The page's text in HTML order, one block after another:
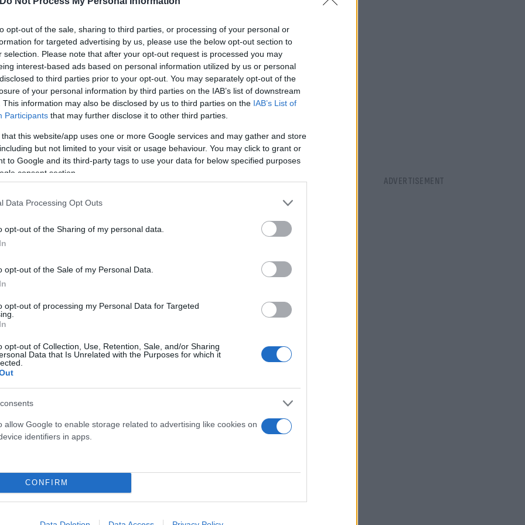
opt-out of the sale, sharing to third parties, or processing of your personal or
for targeted advertising by us, please use the below opt-out section to
selection. Please note that after your opt-out request is processed you may
interest-based ads based on personal information utilized by us or personal
to third parties prior to your opt-out. You may separately opt-out of the
of your personal information by third parties on the IAB’s list of downstream
This information may also be disclosed by us to third parties on the IAB’s List of
Participants that may further disclose it to other third parties.
that this website/app uses one or more Google services and may gather and store
but not limited to your visit or usage behaviour. You may click to grant or
to Google and its third-party tags to use your data for below specified purposes
consent section.
Data Processing Opt Outs
opt-out of the Sharing of my personal data.
opt-out of the Sale of my Personal Data.
opt-out of processing my Personal Data for Targeted
opt-out of Collection, Use, Retention, Sale, and/or Sharing
Data that Is Unrelated with the Purposes for which it
allow Google to enable storage related to advertising like cookies on
identifiers in apps.
CONFIRM
36 επιβατών, οι οποίοι συνέχισαν το δρομολόγιό τους με
προσπάθεια για τον περιορισμό της ταλαιπωρίας των
το επιβατικό κοινό για την κατανόησή του».